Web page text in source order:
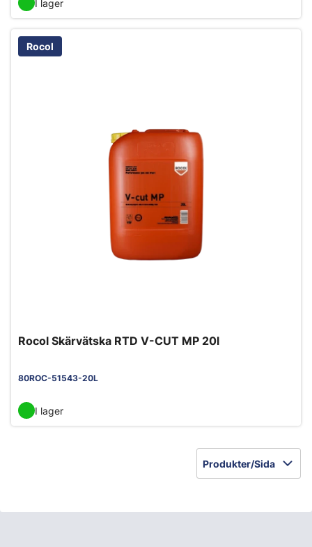
I lager
Rocol
Rocol Skärvätska RTD V-CUT MP 20l
80ROC-51543-20L
I lager
Produkter/Sida